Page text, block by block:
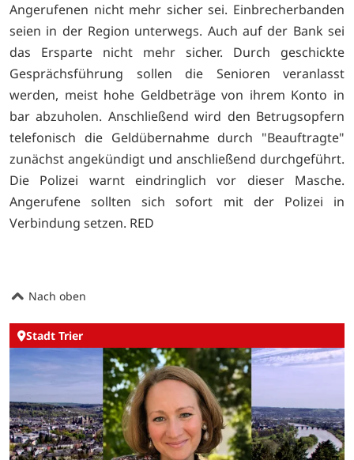
Angerufenen nicht mehr sicher sei. Einbrecherbanden
seien in der Region unterwegs. Auch auf der Bank sei
das Ersparte nicht mehr sicher. Durch geschickte
Gesprächsführung sollen die Senioren veranlasst
werden, meist hohe Geldbeträge von ihrem Konto in
bar abzuholen. Anschließend wird den Betrugsopfern
telefonisch die Geldübernahme durch "Beauftragte"
zunächst angekündigt und anschließend durchgeführt.
Die Polizei warnt eindringlich vor dieser Masche.
Angerufene sollten sich sofort mit der Polizei in
Verbindung setzen. RED
Nach oben
Stadt Trier